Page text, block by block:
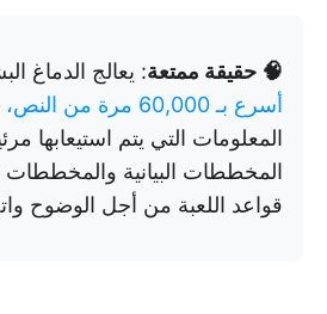
🧠 حقيقة ممتعة: يعالج الدماغ
أسرع بـ 60,000 مرة من النص،
المعلومات التي يتم استيعابها
المخططات البيانية والمخططات
قواعد اللعبة من أجل الوضوح